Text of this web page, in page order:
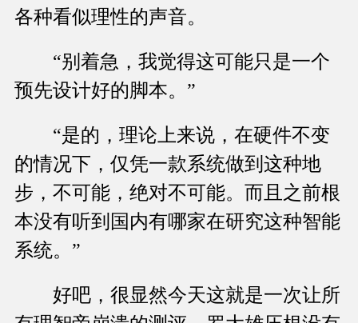
各种看似理性的声音。
“别着急，我觉得这可能只是一个
预先设计好的脚本。”
“是的，理论上来说，在硬件不变
的情况下，仅凭一款系统做到这种地
步，不可能，绝对不可能。而且之前根
本没有听到国内有哪家在研究这种智能
系统。”
好吧，很显然今天这就是一次让所